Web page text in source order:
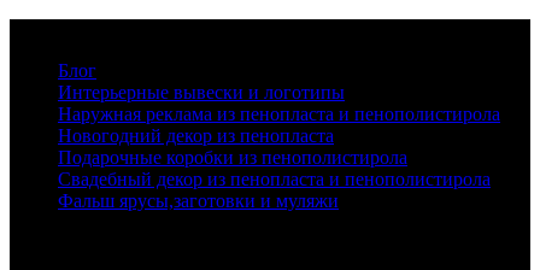
Блог
Интерьерные вывески и логотипы
Наружная реклама из пенопласта и пенополистирола
Новогодний декор из пенопласта
Подарочные коробки из пенополистирола
Свадебный декор из пенопласта и пенополистирола
Фальш ярусы,заготовки и муляжи